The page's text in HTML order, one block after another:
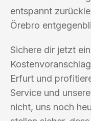
entspannt
Örebro
Sichere dir jetzt
Erfurt und
Service und
nicht, uns noch